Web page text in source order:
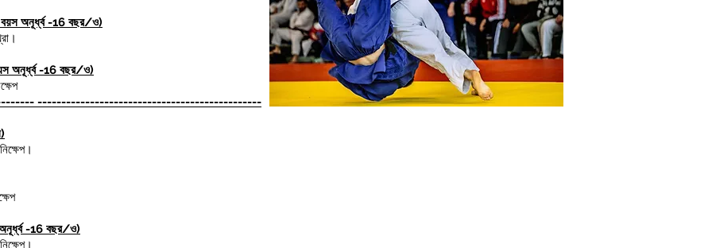
অনূর্ধ্ব -16 বছর/ও)
অনূর্ধ্ব -16 বছর/ও)
-----------------------------------------------
-16 বছর/ও)